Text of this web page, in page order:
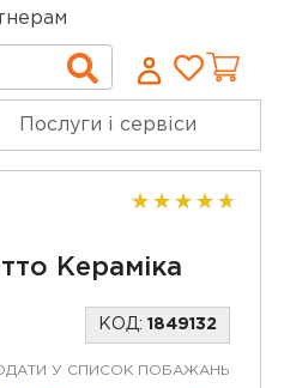
Пошук
Послуги і сервіси
Кераміка
КОД: 1849132
У СПИСОК ПОБАЖАНЬ